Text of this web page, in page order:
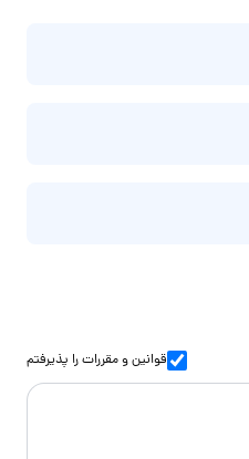
قوانین و مقرراترا پذیرفتم